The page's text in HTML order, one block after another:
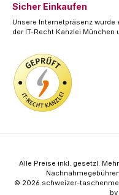
Sicher Einkaufen
Unsere Internetpräsenz
der IT-Recht Kanzlei München
Alle Preise inkl. gesetzl.
© 2026 schweizer-
by